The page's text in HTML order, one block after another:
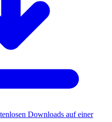
Downloads auf einer